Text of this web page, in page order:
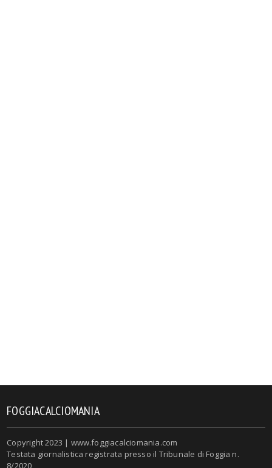
FOGGIACALCIOMANIA
Copyright 2023 | www.foggiacalciomania.com
Testata giornalistica registrata presso il Tribunale di Foggia n.
8/2020